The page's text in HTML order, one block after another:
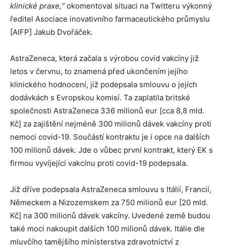
klinické praxe,“okomentoval situaci na Twitteru výkonný
ředitel Asociace inovativního farmaceutického průmyslu
[AIFP] Jakub Dvořáček.
AstraZeneca, která začala s výrobou covid vakcíny již
letos v červnu, to znamená před ukončením jejího
klinického hodnocení, již podepsala smlouvu o jejích
dodávkách s Evropskou komisí. Ta zaplatila britské
společnosti AstraZeneca 336 milionů eur [cca 8,8 mld.
Kč] za zajištění nejméně 300 milionů dávek vakcíny proti
nemoci covid-19. Součástí kontraktu je i opce na dalších
100 milionů dávek. Jde o vůbec první kontrakt, který EK s
firmou vyvíjející vakcínu proti covid-19 podepsala.
Již dříve podepsala AstraZeneca smlouvu s Itálií, Francií,
Německem a Nizozemskem za 750 milionů eur [20 mld.
Kč] na 300 milionů dávek vakcíny. Uvedené země budou
také moci nakoupit dalších 100 milionů dávek. Itálie dle
mluvčího tamějšího ministerstva zdravotnictví z